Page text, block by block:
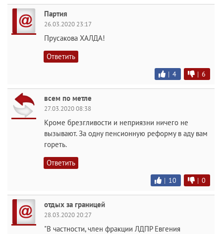
Партия
26.03.2020 23:17
Прусакова ХАЛДА!
Ответить
| 4 | 6
всем по метле
27.03.2020 08:38
Кроме брезгливости и неприязни ничего не
вызывают. За одну пенсионную реформу в аду вам
гореть.
Ответить
| 10 | 0
отдых за границей
28.03.2020 20:27
"В частности, член фракции ЛДПР Евгения